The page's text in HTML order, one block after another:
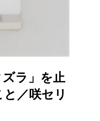
ラ」を止
／咲セリ